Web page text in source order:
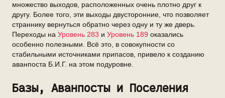
множество выходов, расположенных очень плотно друг к
другу. Более того, эти выходы двусторонние, что позволяет
страннику вернуться обратно через одну и ту же дверь.
Переходы на Уровень 283 и Уровень 189 оказались
особенно полезными. Всё это, в совокупности со
стабильными источниками припасов, привело к созданию
аванпоста Б.И.Г. на этом подуровне.
Базы, Аванпосты и Поселения